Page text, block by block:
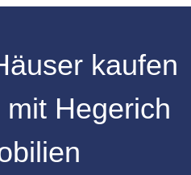
kaufen
Hegerich